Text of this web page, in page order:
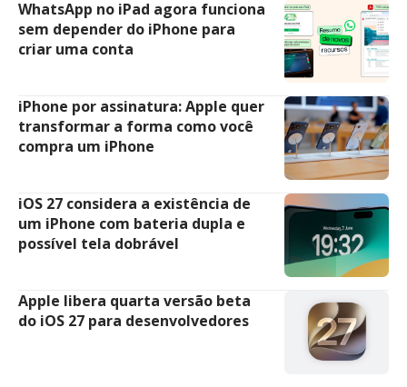
WhatsApp no iPad agora funciona
sem depender do iPhone para
criar uma conta
iPhone por assinatura: Apple quer
transformar a forma como você
compra um iPhone
iOS 27 considera a existência de
um iPhone com bateria dupla e
possível tela dobrável
Apple libera quarta versão beta
do iOS 27 para desenvolvedores